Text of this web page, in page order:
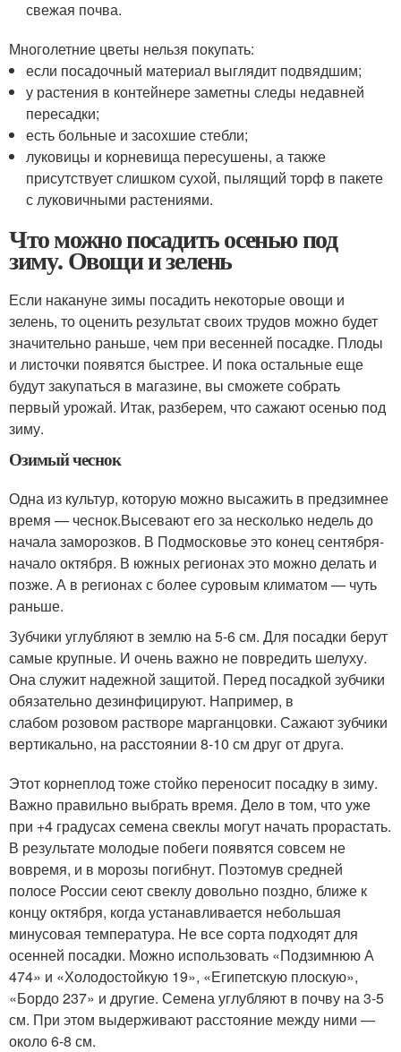
свежая почва.
Многолетние цветы нельзя покупать:
если посадочный материал выглядит подвядшим;
у растения в контейнере заметны следы недавней
пересадки;
есть больные и засохшие стебли;
луковицы и корневища пересушены, а также
присутствует слишком сухой, пылящий торф в пакете
с луковичными растениями.
Что можно посадить осенью под
зиму. Овощи и зелень
Если накануне зимы посадить некоторые овощи и
зелень, то оценить результат своих трудов можно будет
значительно раньше, чем при весенней посадке. Плоды
и листочки появятся быстрее. И пока остальные еще
будут закупаться в магазине, вы сможете собрать
первый урожай. Итак, разберем, что сажают осенью под
зиму.
Озимый чеснок
Одна из культур, которую можно высажить в предзимнее
время — чеснок.Высевают его за несколько недель до
начала заморозков. В Подмосковье это конец сентября-
начало октября. В южных регионах это можно делать и
позже. А в регионах с более суровым климатом — чуть
раньше.
Зубчики углубляют в землю на 5-6 см. Для посадки берут
самые крупные. И очень важно не повредить шелуху.
Она служит надежной защитой. Перед посадкой зубчики
обязательно дезинфицируют. Например, в
слабом розовом растворе марганцовки. Сажают зубчики
вертикально, на расстоянии 8-10 см друг от друга.
Этот корнеплод тоже стойко переносит посадку в зиму.
Важно правильно выбрать время. Дело в том, что уже
при +4 градусах семена свеклы могут начать прорастать.
В результате молодые побеги появятся совсем не
вовремя, и в морозы погибнут. Поэтомув средней
полосе России сеют свеклу довольно поздно, ближе к
концу октября, когда устанавливается небольшая
минусовая температура. Не все сорта подходят для
осенней посадки. Можно использовать «Подзимнюю А
474» и «Холодостойкую 19», «Египетскую плоскую»,
«Бордо 237» и другие. Семена углубляют в почву на 3-5
см. При этом выдерживают расстояние между ними —
около 6-8 см.